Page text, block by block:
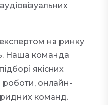
на ринку
Наша команда
якісних
роботи, онлайн-
команд.